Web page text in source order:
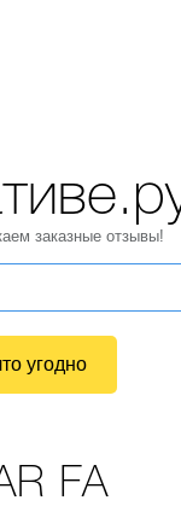
FA
заказные отзывы!
угодно